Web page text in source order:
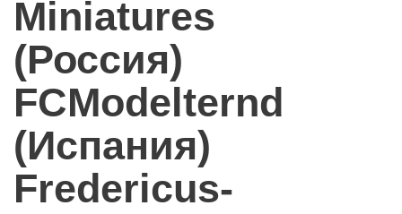
Miniatures
(Россия)
FCModelternd
(Испания)
Fredericus-